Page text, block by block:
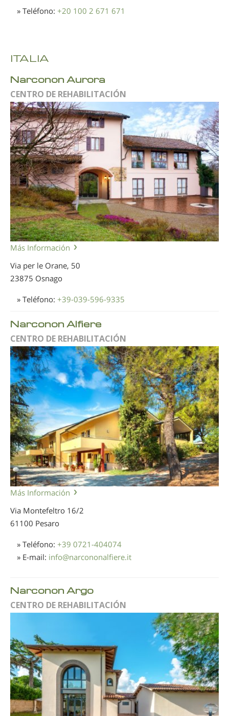
» Teléfono: +20 100 2 671 671
ITALIA
Narconon Aurora
CENTRO DE REHABILITACIÓN
Más Información
Via per le Orane, 50
23875 Osnago
» Teléfono: +39-039-596-9335
Narconon Alfiere
CENTRO DE REHABILITACIÓN
Más Información
Via Montefeltro 16/2
61100 Pesaro
» Teléfono: +39 0721-404074
» E-mail: info@narcononalfiere.it
Narconon Argo
CENTRO DE REHABILITACIÓN